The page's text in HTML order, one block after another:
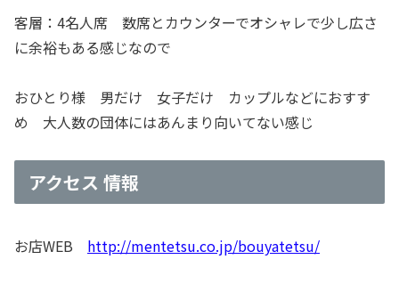
客層：4名人席 数席とカウンターでオシャレで少し広さ
に余裕もある感じなので
おひとり様 男だけ 女子だけ カップルなどにおすす
め 大人数の団体にはあんまり向いてない感じ
アクセス 情報
お店WEB http://mentetsu.co.jp/bouyatetsu/